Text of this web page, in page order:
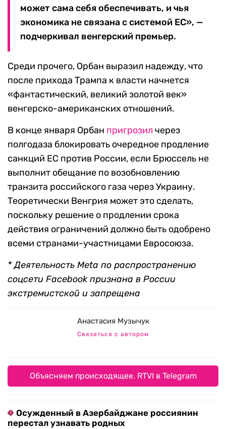
может сама себя обеспечивать, и чья
экономика не связана с системой ЕС», —
подчеркивал венгерский премьер.
Среди прочего, Орбан выразил надежду, что
после прихода Трампа к власти начнется
«фантастический, великий золотой век»
венгерско-американских отношений.
В конце января Орбан пригрозил через
полгодаза блокировать очередное продление
санкций ЕС против России, если Брюссель не
выполнит обещание по возобновлению
транзита российского газа через Украину.
Теоретически Венгрия может это сделать,
поскольку решение о продлении срока
действия ограничений должно быть одобрено
всеми странами-участницами Евросоюза.
* Деятельность Meta по распространению
соцсети Facebook признана в России
экстремистской и запрещена
Анастасия Музычук
Связаться с автором
Объясняем происходящее. RTVI в Telegram
Осужденный в Азербайджане россиянин
перестал узнавать родных